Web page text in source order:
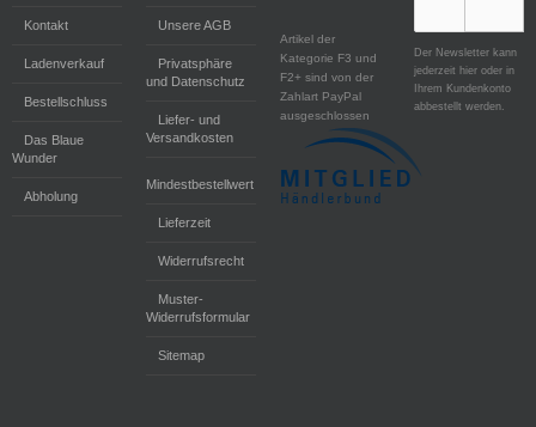
Kontakt
Ladenverkauf
Bestellschluss
Das Blaue
Wunder
Abholung
Unsere AGB
Privatsphäre
und Datenschutz
Liefer- und
Versandkosten
Mindestbestellwert
Lieferzeit
Widerrufsrecht
Muster-
Widerrufsformular
Sitemap
Artikel der
Kategorie F3 und
F2+ sind von der
Zahlart PayPal
ausgeschlossen
Der Newsletter kann
jederzeit hier oder in
Ihrem Kundenkonto
abbestellt werden.